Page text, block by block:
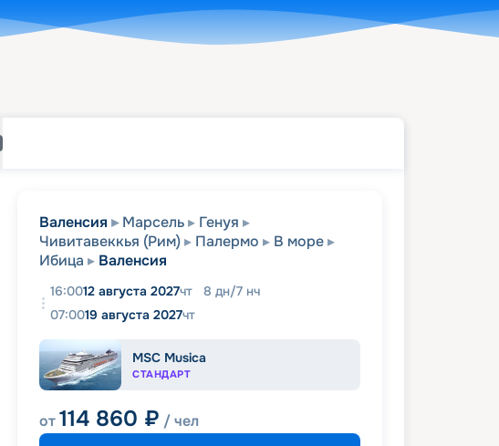
Валенсия Марсель
Генуя
Чивитавеккья (Рим)
Палермо
В море
Ибица
Валенсия
16:0012 августа 2027чт 8 дн/7 нч
07:0019 августа 2027чт
MSC Musica
СТАНДАРТ
от114 860 ₽ / чел